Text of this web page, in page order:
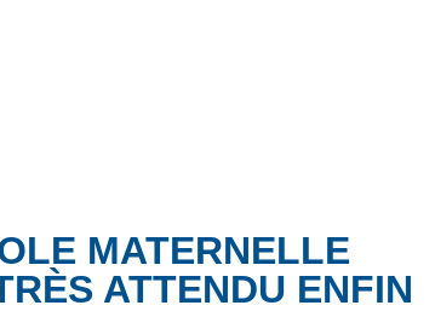
MATERNELLE
ATTENDU ENFIN